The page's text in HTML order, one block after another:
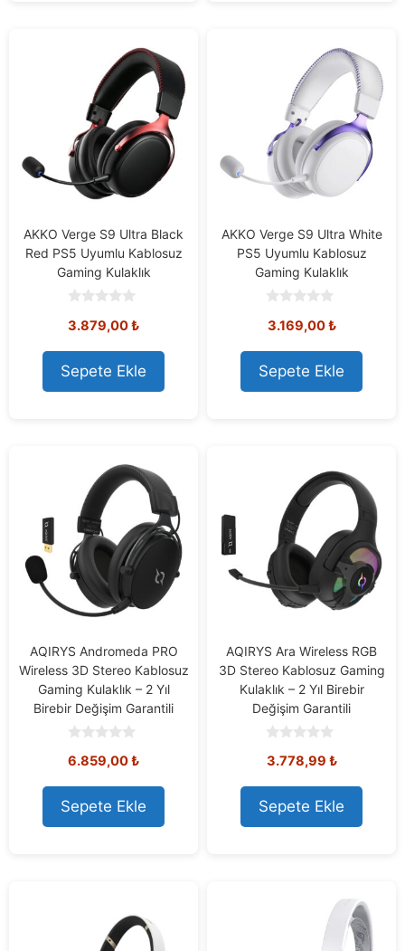
AKKO Verge S9 Ultra Black
Red PS5 Uyumlu Kablosuz
Gaming Kulaklık
o
t
o
f
5
3.879,00₺
Sepete Ekle
AKKO Verge S9 Ultra White
PS5 Uyumlu Kablosuz
Gaming Kulaklık
o
t
o
f
5
3.169,00₺
Sepete Ekle
AQIRYS Andromeda PRO
Wireless 3D Stereo Kablosuz
Gaming Kulaklık – 2 Yıl
Birebir Değişim Garantili
o
t
o
f
5
6.859,00₺
Sepete Ekle
AQIRYS Ara Wireless RGB
3D Stereo Kablosuz Gaming
Kulaklık – 2 Yıl Birebir
Değişim Garantili
o
t
o
f
5
3.778,99 ₺
Sepete Ekle